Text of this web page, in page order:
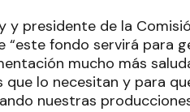
y presidente de la
“este fondo servirá para
mucho más
que lo necesitan y para
nuestras